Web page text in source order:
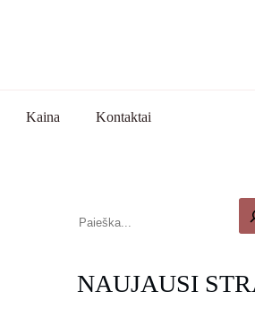
Kaina Kontaktai
NAUJAUSI